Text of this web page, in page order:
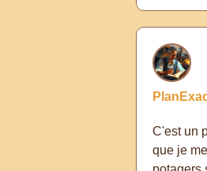
C'est un
que je